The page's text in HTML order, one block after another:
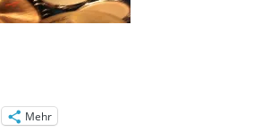
Mehr